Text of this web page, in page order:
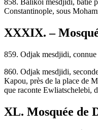
858. Balikoi mesdjidi, bâtie
Constantinople, sous
XXXIX. –
859. Odjak mesdjidi,
860. Odjak mesdjidi,
Kapou, près de la place de
que raconte Ewliatschelebi,
XL. Mosquée de